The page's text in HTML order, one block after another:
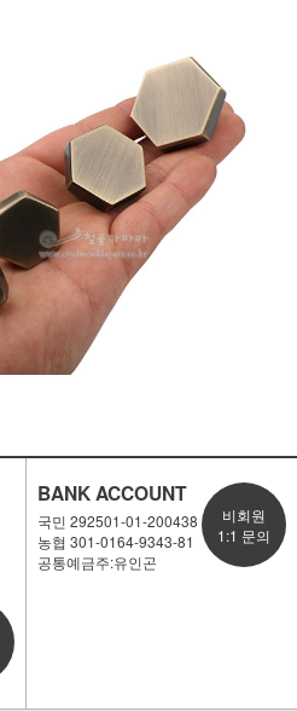
BANK ACCOUNT
국민 292501-01-200438
농협 301-0164-9343-81
공통예금주:유인곤
비회원
1:1 문의